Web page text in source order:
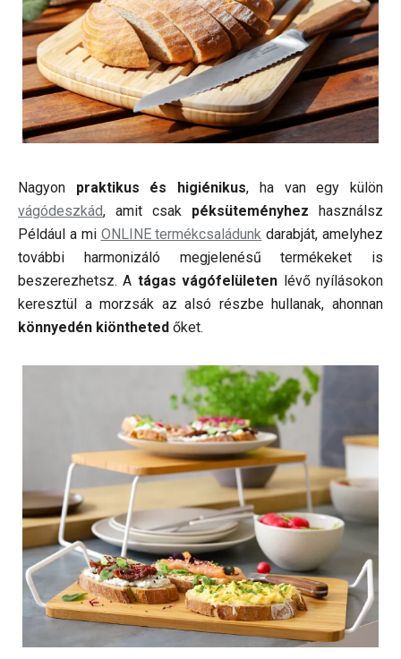
Nagyon praktikus és higiénikus, ha van egy külön
vágódeszkád, amit csak péksüteményhez használsz
Például a mi ONLINE termékcsaládunk darabját, amelyhez
további harmonizáló megjelenésű termékeket is
beszerezhetsz. A tágas vágófelületen lévő nyílásokon
keresztül a morzsák az alsó részbe hullanak, ahonnan
könnyedén kiöntheted őket.